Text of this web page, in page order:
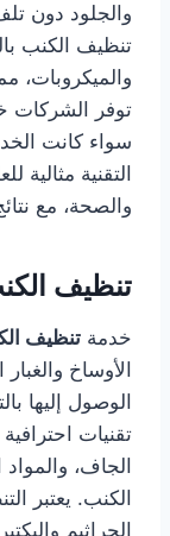
والجلود دون
تنظيف الكنب
والميكروبات،
توفر الشركات
سواء كانت
التقنية مثالية
والصحة، مع
تنظيف
خدمة تنظيف
الأوساخ
الوصول إليها
تقنيات
الجاف،
الكنب. يعتبر
الجراثيم